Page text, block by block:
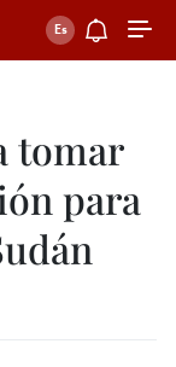
tomar
para